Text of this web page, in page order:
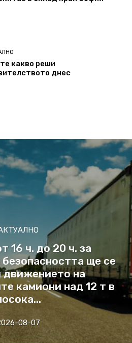
какво реши
днес
16 ч. до 20 ч. за
ще се
движението на
камиони над 12 т в
08-07